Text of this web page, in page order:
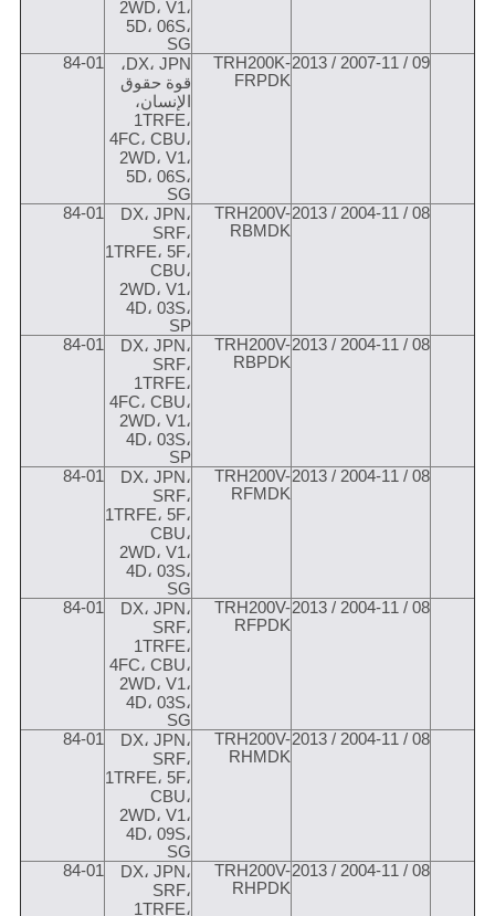
2WD، V1،
5D، 06S،
SG
09 / 2007-11 / 2013
TRH200K-
FRPDK
DX، JPN،
قوة حقوق
الإنسان،
1TRFE،
4FC، CBU،
2WD، V1،
5D، 06S،
SG
84-01
08 / 2004-11 / 2013
TRH200V-
RBMDK
DX، JPN،
SRF،
1TRFE، 5F،
CBU،
2WD، V1،
4D، 03S،
SP
84-01
08 / 2004-11 / 2013
TRH200V-
RBPDK
DX، JPN،
SRF،
1TRFE،
4FC، CBU،
2WD، V1،
4D، 03S،
SP
84-01
08 / 2004-11 / 2013
TRH200V-
RFMDK
DX، JPN،
SRF،
1TRFE، 5F،
CBU،
2WD، V1،
4D، 03S،
SG
84-01
08 / 2004-11 / 2013
TRH200V-
RFPDK
DX، JPN،
SRF،
1TRFE،
4FC، CBU،
2WD، V1،
4D، 03S،
SG
84-01
08 / 2004-11 / 2013
TRH200V-
RHMDK
DX، JPN،
SRF،
1TRFE، 5F،
CBU،
2WD، V1،
4D، 09S،
SG
84-01
08 / 2004-11 / 2013
TRH200V-
RHPDK
DX، JPN،
SRF،
1TRFE،
84-01